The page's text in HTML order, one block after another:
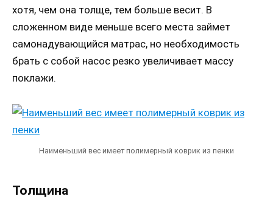
хотя, чем она толще, тем больше весит. В
сложенном виде меньше всего места займет
самонадувающийся матрас, но необходимость
брать с собой насос резко увеличивает массу
поклажи.
Наименьший вес имеет полимерный коврик из пенки
Толщина